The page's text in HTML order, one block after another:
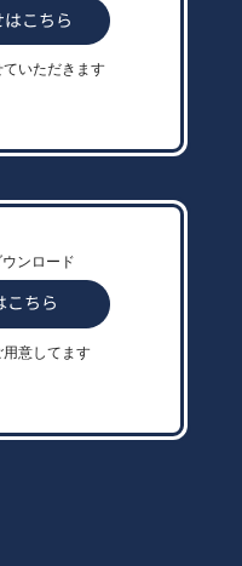
いただきます
ンロード
意してます